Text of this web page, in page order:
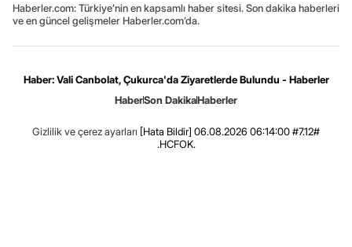
Haberler.com: Türkiye’nin en kapsamlı haber sitesi. Son dakika haberleri
ve en güncel gelişmeler Haberler.com’da.
Haber: Vali Canbolat, Çukurca'da Ziyaretlerde Bulundu - Haberler
HaberSon DakikaHaberler
Gizlilik ve çerez ayarları [Hata Bildir] 06.08.2026 06:14:00 #7.12#
.HCFOK.